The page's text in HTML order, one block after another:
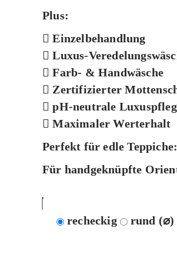
Plus:
Einzelbehandlung
Luxus-
Farb- & Handwäsche
Zertifizierter
pH-neutrale
Maximaler Werterhalt
Perfekt für edle Teppiche:
Für handgeknüpfte
recheckig rund (⌀)